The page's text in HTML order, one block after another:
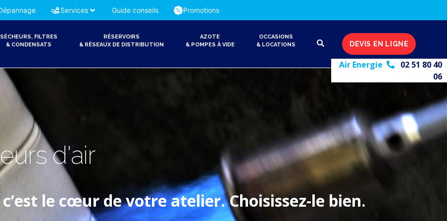
Services Guide conseils Promotions
SÉCHEURS, FILTRES
& CONDENSATS
RÉSERVOIRS
& RÉSEAUX DE DISTRIBUTION
AZOTE
& POMPES À VIDE
OCCASIONS
& LOCATIONS
DEVIS EN LIGNE
Air Energie
02 51 80 40
06
d'air
le cœur de votre atelier. Choisissez-le bien.